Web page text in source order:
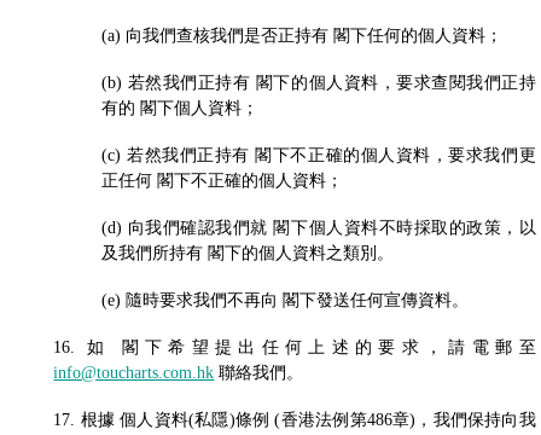
(a) 向我們查核我們是否正持有 閣下任何的個人資料；
(b) 若然我們正持有 閣下的個人資料，要求查閱我們正持
有的 閣下個人資料；
(c) 若然我們正持有 閣下不正確的個人資料，要求我們更
正任何 閣下不正確的個人資料；
(d) 向我們確認我們就 閣下個人資料不時採取的政策，以
及我們所持有 閣下的個人資料之類別。
(e) 隨時要求我們不再向 閣下發送任何宣傳資料。
16. 如 閣下希望提出任何上述的要求，請電郵至
info@toucharts.com.hk 聯絡我們。
17. 根據 個人資料(私隱)條例 (香港法例第486章)，我們保持向我